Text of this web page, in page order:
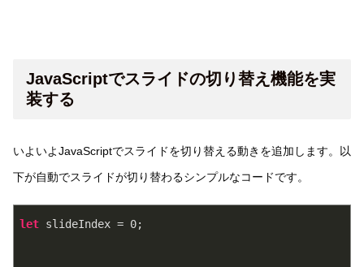
JavaScriptでスライドの切り替え機能を実
装する
いよいよJavaScriptでスライドを切り替える動きを追加します。以
下が自動でスライドが切り替わるシンプルなコードです。
let slideIndex = 0;